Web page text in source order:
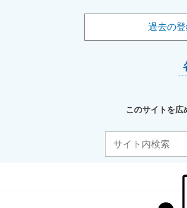
過去の
このサイトを広